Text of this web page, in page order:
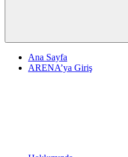
Ana Sayfa
ARENA’ya Giriş